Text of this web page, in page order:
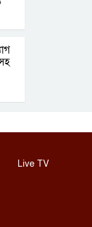
Live TV